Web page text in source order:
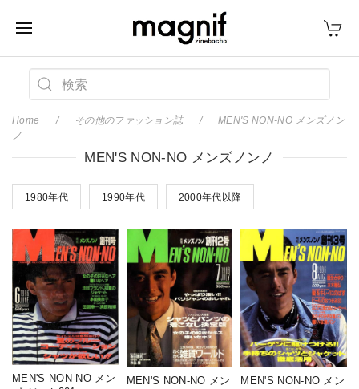
Home その他のファッション誌
MEN'S NON-NO メンズノン
ノ
MEN'S NON-NO メンズノンノ
1980年代 1990年代 2000年代以降
MEN'S NON-NO メン
MEN'S NON-NO メン
MEN'S NON-NO メン